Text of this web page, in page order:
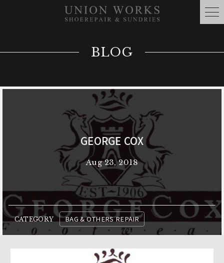
BLOG
GEORGE COX
Aug 23, 2018
CATEGORY BAG & OTHERS REPAIR